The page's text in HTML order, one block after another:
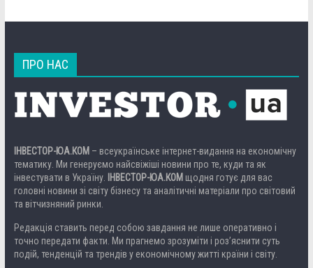
ПРО НАС
ІНВЕСТОР-ЮА.КОМ – всеукраїнське інтернет-видання на економічну
тематику. Ми генеруємо найсвіжіші новини про те, куди та як
інвестувати в Україну.
ІНВЕСТОР-ЮА.КОМ щодня готує для вас
головні новини зі світу бізнесу та аналітичні матеріали про світовий
та вітчизняний ринки.
Редакція ставить перед собою завдання не лише оперативно і
точно передати факти. Ми прагнемо зрозуміти і роз’яснити суть
подій, тенденцій та трендів у економічному житті країни і світу.